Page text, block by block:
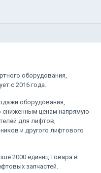
оборудования,
с 2016 года.
оборудования,
сниженным ценам напрямую
для лифтов,
и другого лифтового
2000 единиц товара в
запчастей.